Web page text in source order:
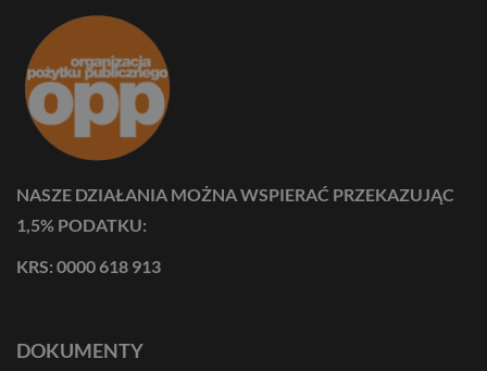
NASZE DZIAŁANIA MOŻNA WSPIERAĆ PRZEKAZUJĄC
1,5% PODATKU:
KRS: 0000 618 913
DOKUMENTY